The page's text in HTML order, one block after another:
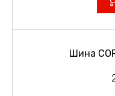
Шина